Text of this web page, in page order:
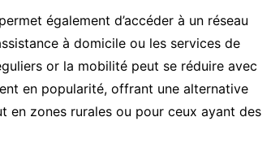
également d’accéder à un réseau
à domicile ou les services de
or la mobilité peut se réduire avec
en popularité, offrant une alternative
en zones rurales ou pour ceux ayant des